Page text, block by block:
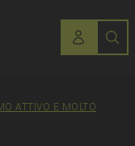
ATTIVO E MOLTO